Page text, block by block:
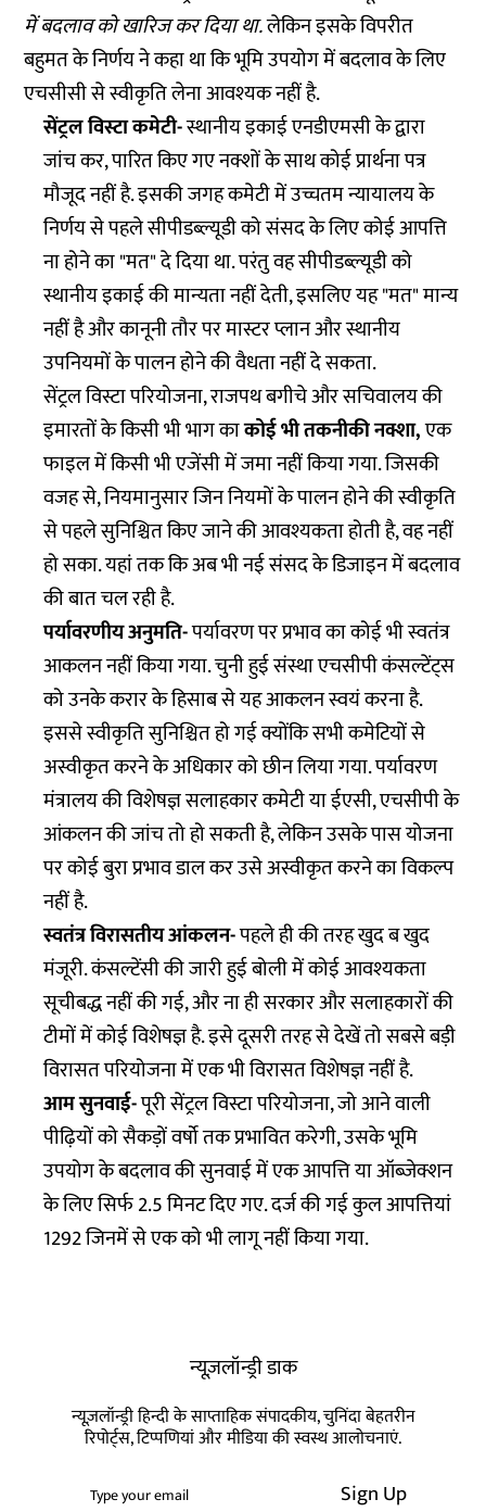
में बदलाव को खारिज कर दिया था.लेकिन इसके विपरीत
बहुमत के निर्णय ने कहा था कि भूमि उपयोग में बदलाव के लिए
एचसीसी से स्वीकृति लेना आवश्यक नहीं है.
सेंट्रल विस्टा कमेटी-स्थानीय इकाई एनडीएमसी के द्वारा
जांच कर, पारित किए गए नक्शों के साथ कोई प्रार्थना पत्र
मौजूद नहीं है. इसकी जगह कमेटी में उच्चतम न्यायालय के
निर्णय से पहले सीपीडब्ल्यूडी को संसद के लिए कोई आपत्ति
ना होने का "मत" दे दिया था. परंतु वह सीपीडब्ल्यूडी को
स्थानीय इकाई की मान्यता नहीं देती, इसलिए यह "मत" मान्य
नहीं है और कानूनी तौर पर मास्टर प्लान और स्थानीय
उपनियमों के पालन होने की वैधता नहीं दे सकता.
सेंट्रल विस्टा परियोजना, राजपथ बगीचे और सचिवालय की
इमारतों के किसी भी भाग काकोई भी तकनीकी नक्शा,एक
फाइल में किसी भी एजेंसी में जमा नहीं किया गया. जिसकी
वजह से, नियमानुसार जिन नियमों के पालन होने की स्वीकृति
से पहले सुनिश्चित किए जाने की आवश्यकता होती है, वह नहीं
हो सका. यहां तक कि अब भी नई संसद के डिजाइन में बदलाव
की बात चल रही है.
पर्यावरणीय अनुमति-पर्यावरण पर प्रभाव का कोई भी स्वतंत्र
आकलन नहीं किया गया. चुनी हुई संस्था एचसीपी कंसल्टेंट्स
को उनके करार के हिसाब से यह आकलन स्वयं करना है.
इससे स्वीकृति सुनिश्चित हो गई क्योंकि सभी कमेटियों से
अस्वीकृत करने के अधिकार को छीन लिया गया. पर्यावरण
मंत्रालय की विशेषज्ञ सलाहकार कमेटी या ईएसी, एचसीपी के
आंकलन की जांच तो हो सकती है, लेकिन उसके पास योजना
पर कोई बुरा प्रभाव डाल कर उसे अस्वीकृत करने का विकल्प
नहीं है.
स्वतंत्र विरासतीय आंकलन-पहले ही की तरह खुद ब खुद
मंजूरी. कंसल्टेंसी की जारी हुई बोली में कोई आवश्यकता
सूचीबद्ध नहीं की गई, और ना ही सरकार और सलाहकारों की
टीमों में कोई विशेषज्ञ है. इसे दूसरी तरह से देखें तो सबसे बड़ी
विरासत परियोजना में एक भी विरासत विशेषज्ञ नहीं है.
आम सुनवाई-पूरी सेंट्रल विस्टा परियोजना, जो आने वाली
पीढ़ियों को सैकड़ों वर्षो तक प्रभावित करेगी, उसके भूमि
उपयोग के बदलाव की सुनवाई में एक आपत्ति या ऑब्जेक्शन
के लिए सिर्फ 2.5 मिनट दिए गए. दर्ज की गई कुल आपत्तियां
1292 जिनमें से एक को भी लागू नहीं किया गया.
न्यूज़लॉन्ड्री डाक
न्यूज़लॉन्ड्री हिन्दी के साप्ताहिक संपादकीय, चुनिंदा बेहतरीन
रिपोर्ट्स, टिप्पणियां और मीडिया की स्वस्थ आलोचनाएं.
Sign Up